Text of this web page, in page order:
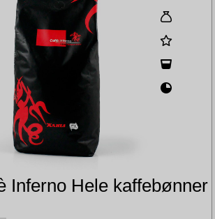
Inferno Hele kaffebønner